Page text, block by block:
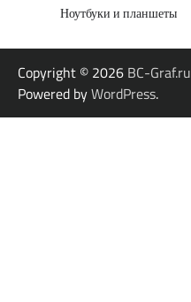
Ноутбуки и планшеты
Copyright © 2026 BC-Graf.ru
Powered byWordPress.